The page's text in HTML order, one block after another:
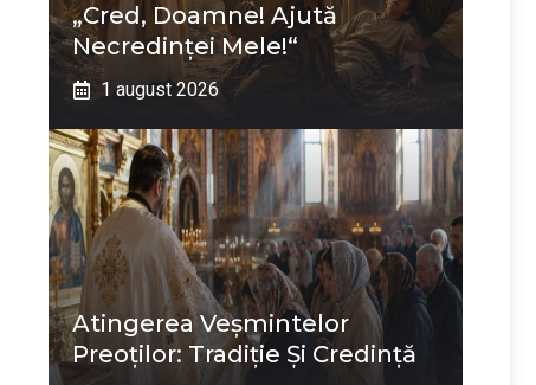
„Cred, Doamne! Ajută
Necredinţei Mele!“
1 august 2026
Atingerea Veșmintelor
Preoților: Tradiție Și Credință